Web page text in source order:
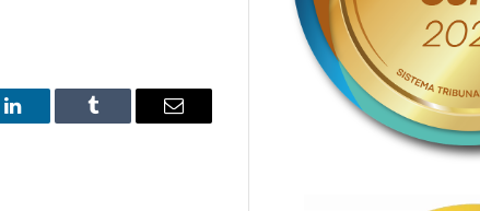
LinkedIn Tumblr
E-